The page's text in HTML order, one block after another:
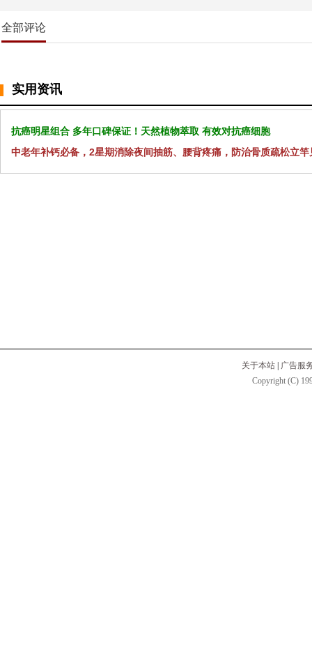
全部评论
实用资讯
抗癌明星组合 多年口碑保证！天然植物萃取 有效对抗癌细胞
中老年补钙必备，2星期消除夜间抽筋、腰背疼痛，防治骨质疏松立竿
关于本站
广告服
Copyright (C)